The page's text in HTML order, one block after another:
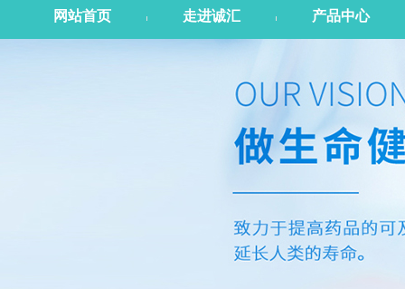
网站首页 走进诚汇 产品中心